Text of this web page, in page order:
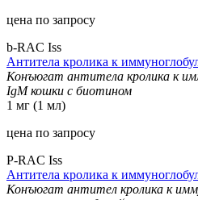
цена по запросу
b-RAC Iss
Антитела кролика к
Конъюгат антитела кролика к
IgM кошки с биотином
1 мг (1 мл)
цена по запросу
P-RAC Iss
Антитела кролика к
Конъюгат антител кролика к